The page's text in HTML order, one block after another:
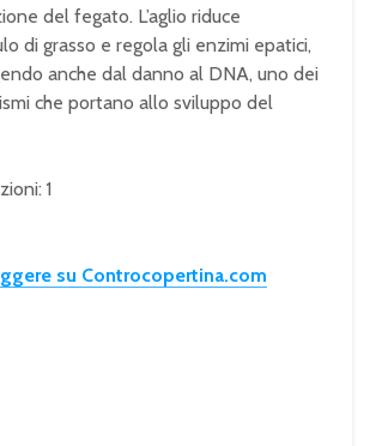
del fegato. L’aglio riduce
di grasso e regola gli enzimi epatici,
anche dal danno al DNA, uno dei
che portano allo sviluppo del
1
su Controcopertina.com